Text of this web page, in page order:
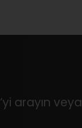
‘yi arayın veya